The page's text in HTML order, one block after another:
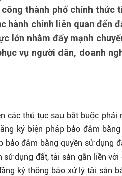
thành phố chính thức
hành chính liên quan đến
lớn nhằm đẩy mạnh
vụ người dân, doanh
các thủ tục sau bắt buộc phải
ký biện pháp bảo đảm
đảm bằng quyền sử dụng
dụng đất, tài sản gắn liền
ký thông báo xử lý tài sản